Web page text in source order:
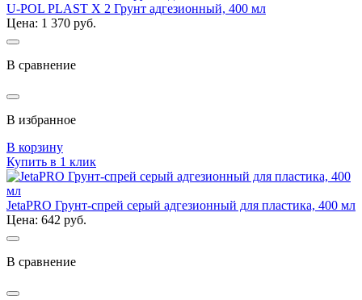
U-POL PLAST X 2 Грунт адгезионный, 400 мл
Цена: 1 370 руб.
В сравнение
В избранное
В корзину
Купить в 1 клик
JetaPRO Грунт-спрей серый адгезионный для пластика, 400 мл
Цена: 642 руб.
В сравнение